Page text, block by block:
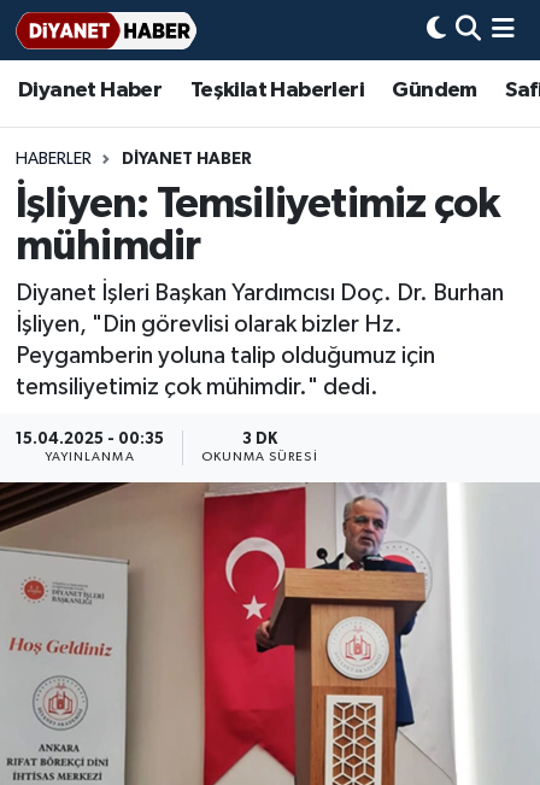
Diyanet Haber Teşkilat Haberleri Gündem
HABERLER DİYANET HABER
İşliyen: Temsiliyetimiz çok
mühimdir
Diyanet İşleri Başkan Yardımcısı Doç. Dr. Burhan
İşliyen, "Din görevlisi olarak bizler Hz.
Peygamberin yoluna talip olduğumuz için
temsiliyetimiz çok mühimdir." dedi.
15.04.2025 - 00:35
YAYINLANMA
3 DK
OKUNMA SÜRESI
Diyanet Haber
Teşkilat Haberleri
Adana Müftülüğü
Adıyaman Müftülüğü
Afyonkarahisar Müftülüğü
Ağrı Müftülüğü
Aksaray Müftülüğü
Amasya Müftülüğü
Ankara Müftülüğü
Ardahan Müftülüğü
Artvin Müftülüğü
Aydın Müftülüğü
Balıkesir Müftülüğü
Gündem
#Keşfet
Bir Ayet
Bir Hikaye
Biyografiler
Dini kavramlar
Diyanet Bilgi
Diyanet Takvimi
Dualar
Kudüs
Kurban
Mukabele
Peygamberimizin Hayatı
Basında Bugün
DİYANET eKİTAP
Diyanet Dergi
Aile Dergisi
Aylık Dergi
Hutbeler
DİYANET AKADEMİ
DİYANET GENÇLİK
DİYANET RADYO/TV
İmam Hatip Okulları
Başmakale
Hadis-i Şerifler
Hayat Okumaları
Nöbetçi Eczaneler
Hava Durumu
Ankara Namaz Vakitleri
Trafik Durumu
Süper Lig Puan Durumu ve Fikstür
Tüm Manşetler
Son Dakika Haberleri